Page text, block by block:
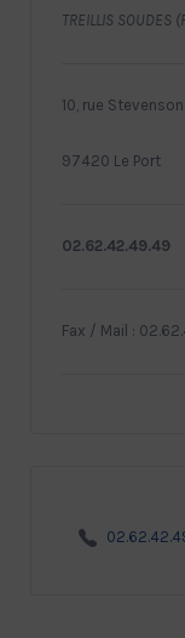
TREILLIS
10, rue Stevenson
97420 Le Port
02.62.42.49.49
Fax / Mail :